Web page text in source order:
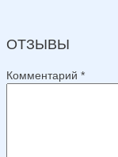
ОТЗЫВЫ
Комментарий *